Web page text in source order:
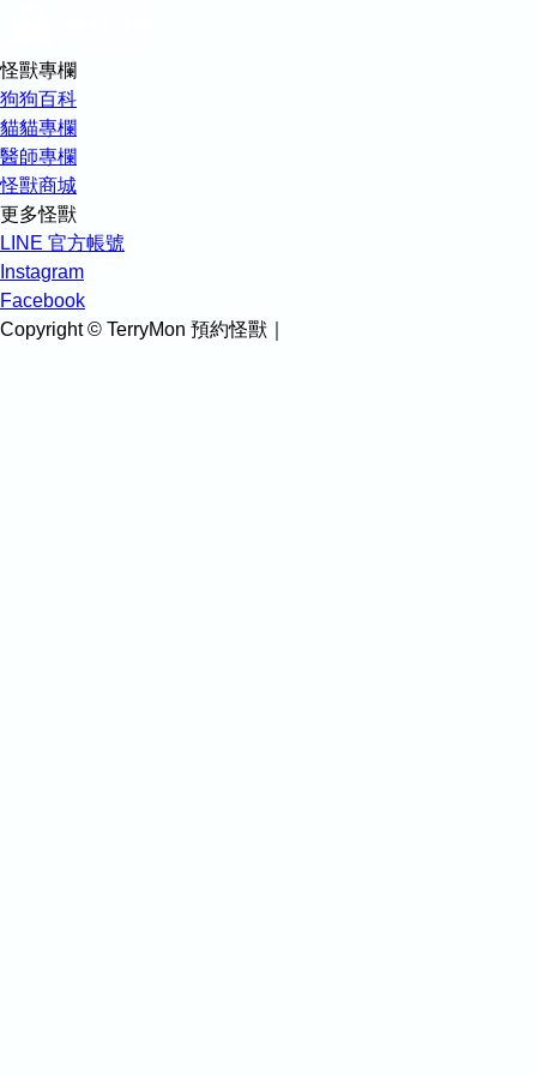
怪獸專欄
狗狗百科
貓貓專欄
醫師專欄
怪獸商城
更多怪獸
LINE 官方帳號
Instagram
Facebook
Copyright © TerryMon 預約怪獸｜